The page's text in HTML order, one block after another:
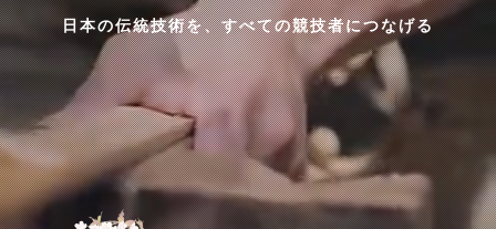
日本の伝統技術を、すべての競技者につなげる